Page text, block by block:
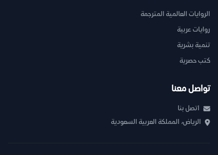
الروايات العالمية المترجمة
روايات عربية
تنمية بشرية
كتب حصرية
تواصل معنا
اتصل بنا
الرياض، المملكة العربية السعودية